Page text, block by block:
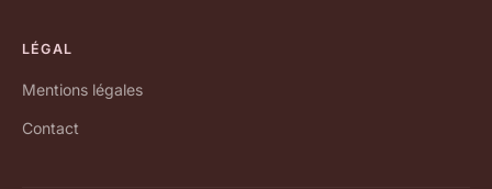
LÉGAL
Mentions légales
Contact